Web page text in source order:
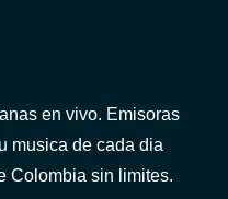
en vivo. Emisoras
musica de cada dia
Colombia sin limites.